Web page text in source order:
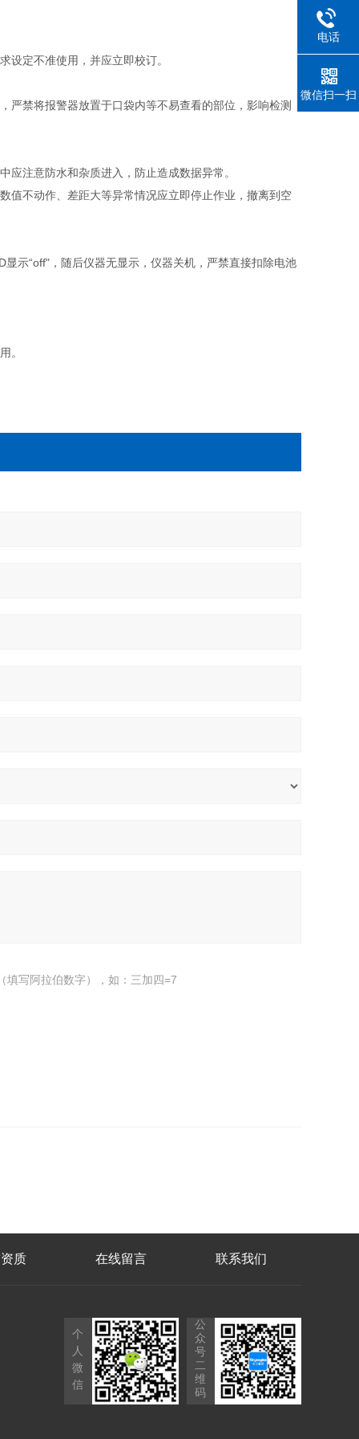
设定不准使用，并应立即校订。
严禁将报警器放置于口袋内等不易查看的部位，影响检测
注意防水和杂质进入，防止造成数据异常。
值不动作、差距大等异常情况应立即停止作业，撤离到空
示“off"，随后仪器无显示，仪器关机，严禁直接扣除电池
。
填写阿拉伯数字），如：三加四=7
质 在线留言 联系我们
个
人
微
信
公
众
号
二
维
码
电话
微信扫一扫